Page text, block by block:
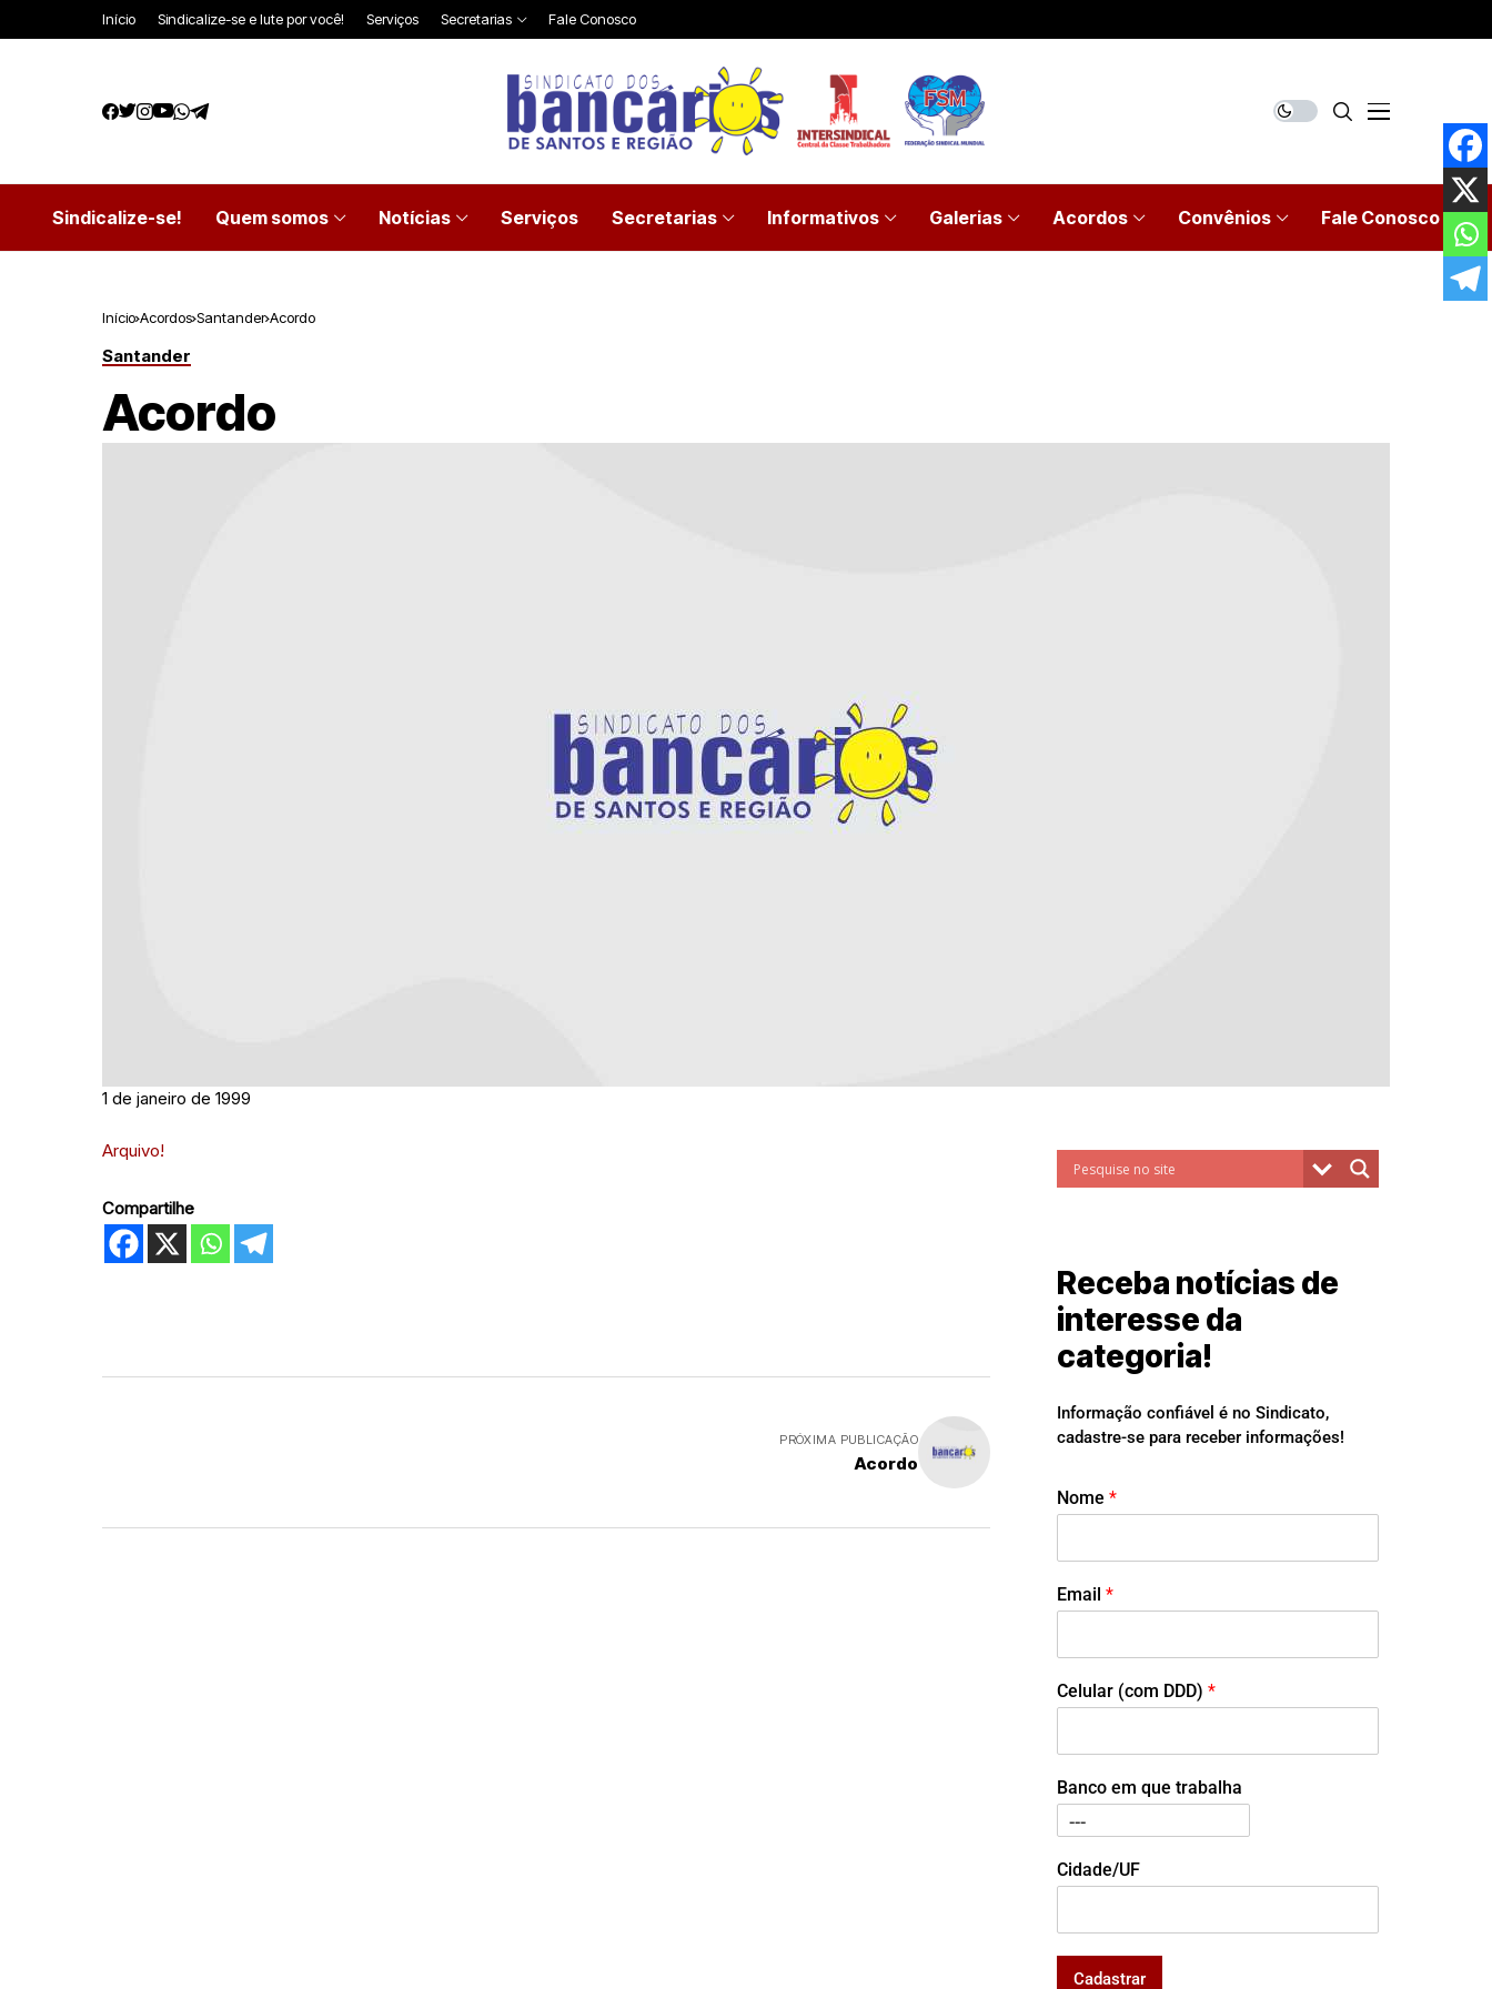
Início Sindicalize-se e lute por você! Serviços Secretarias Fale Conosco
Sindicalize-se! Quem somos Notícias Serviços Secretarias Informativos Galerias Acordos Convênios Fale Conosco
Início Acordos Santander Acordo
Santander
Acordo
1 de janeiro de 1999
Arquivo!
Compartilhe
PRÓXIMA PUBLICAÇÃO
Acordo
Receba notícias de
interesse da
categoria!
Informação confiável é no Sindicato,
cadastre-se para receber informações!
Nome *
Email *
Celular (com DDD) *
Banco em que trabalha
Cidade/UF
Cadastrar